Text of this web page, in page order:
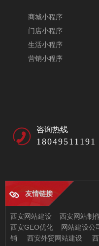
电梯配件公司网站模板-
航空公司网站模板-A10417-1
商城小程序
门店小程序
生活小程序
营销小程序
咨询热线
18049511191
友情链接
西安网站建设 西安网站制
西安GEO优化
网站建设公
销
西安外贸网站建设